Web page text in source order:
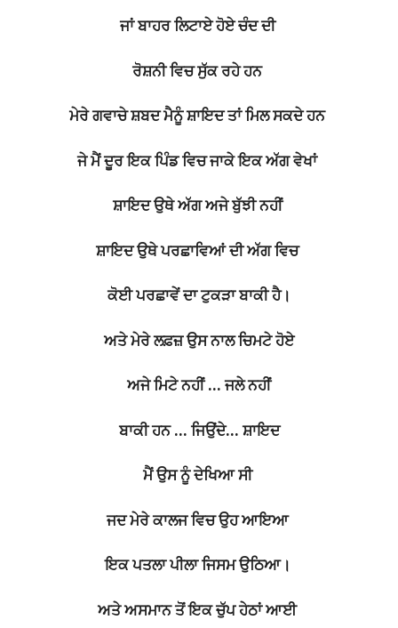
ਜਾਂ ਬਾਹਰ ਲਿਟਾਏ ਹੋਏ ਚੰਦ ਦੀ
ਰੋਸ਼ਨੀ ਵਿਚ ਸੁੱਕ ਰਹੇ ਹਨ
ਮੇਰੇ ਗਵਾਚੇ ਸ਼ਬਦ ਮੈਨੂੰ ਸ਼ਾਇਦ ਤਾਂ ਮਿਲ ਸਕਦੇ ਹਨ
ਜੇ ਮੈਂ ਦੂਰ ਇਕ ਪਿੰਡ ਵਿਚ ਜਾਕੇ ਇਕ ਅੱਗ ਵੇਖਾਂ
ਸ਼ਾਇਦ ਉਥੇ ਅੱਗ ਅਜੇ ਬੁੱਝੀ ਨਹੀਂ
ਸ਼ਾਇਦ ਉਥੇ ਪਰਛਾਵਿਆਂ ਦੀ ਅੱਗ ਵਿਚ
ਕੋਈ ਪਰਛਾਵੇਂ ਦਾ ਟੁਕੜਾ ਬਾਕੀ ਹੈ।
ਅਤੇ ਮੇਰੇ ਲਫ਼ਜ਼ ਉਸ ਨਾਲ ਚਿਮਟੇ ਹੋਏ
ਅਜੇ ਮਿਟੇ ਨਹੀਂ … ਜਲੇ ਨਹੀਂ
ਬਾਕੀ ਹਨ … ਜਿਉਂਦੇ… ਸ਼ਾਇਦ
ਮੈਂ ਉਸ ਨੂੰ ਦੇਖਿਆ ਸੀ
ਜਦ ਮੇਰੇ ਕਾਲਜ ਵਿਚ ਉਹ ਆਇਆ
ਇਕ ਪਤਲਾ ਪੀਲਾ ਜਿਸਮ ਉਠਿਆ।
ਅਤੇ ਅਸਮਾਨ ਤੋਂ ਇਕ ਚੁੱਪ ਹੇਠਾਂ ਆਈ